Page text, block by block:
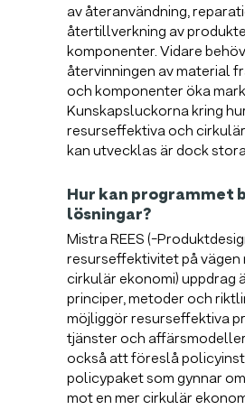
av återanvändning,
återtillverkning av
komponenter. Vidare
återvinningen av material
och komponenter öka
Kunskapsluckorna kring
resurseffektiva och
kan utvecklas är dock
Hur kan programmet
lösningar?
Mistra REES (-
resurseffektivitet på vägen
cirkulär ekonomi) uppdrag
principer, metoder och
möjliggör resurseffektiva
tjänster och
också att föreslå
policypaket som gynnar
mot en mer cirkulär